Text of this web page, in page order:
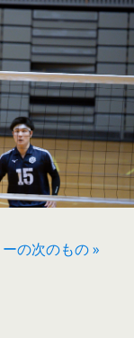
の次のもの »